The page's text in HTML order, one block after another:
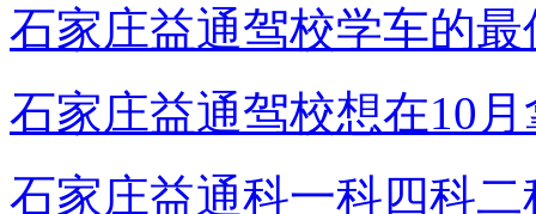
石家庄益通驾校学车的最
石家庄益通驾校想在10
石家庄益通科一科四科